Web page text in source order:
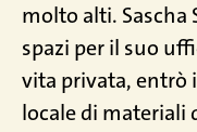
molto alti. Sascha
spazi per il suo
vita privata, entrò
locale di materiali